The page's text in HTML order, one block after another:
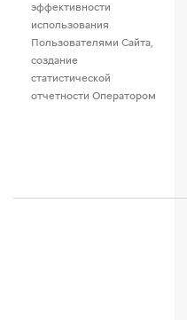
эффективности
использования
Пользователями Сайта,
создание
статистической
отчетности Оператором